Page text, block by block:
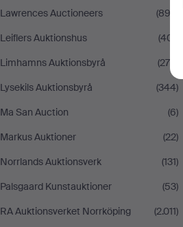
Lawrences Auctioneers
(893)
Leiflers Auktionshus
(401)
Limhamns Auktionsbyrå
(276)
Lysekils Auktionsbyrå
(344)
Ma San Auction
(6)
Markus Auktioner
(22)
Norrlands Auktionsverk
(131)
Palsgaard Kunstauktioner
(53)
RA Auktionsverket Norrköping
(2.011)